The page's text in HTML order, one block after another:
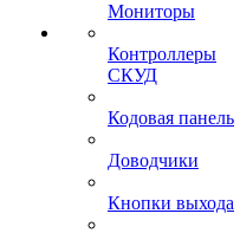
Мониторы
Контроллеры
СКУД
Кодовая панель
Доводчики
Кнопки выхода